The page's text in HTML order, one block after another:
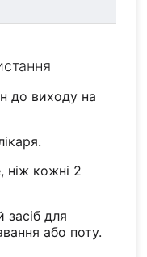
до виходу на
ніж кожні 2
засіб для
або поту.